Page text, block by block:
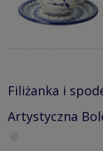
Filiżanka i
Artystyczna